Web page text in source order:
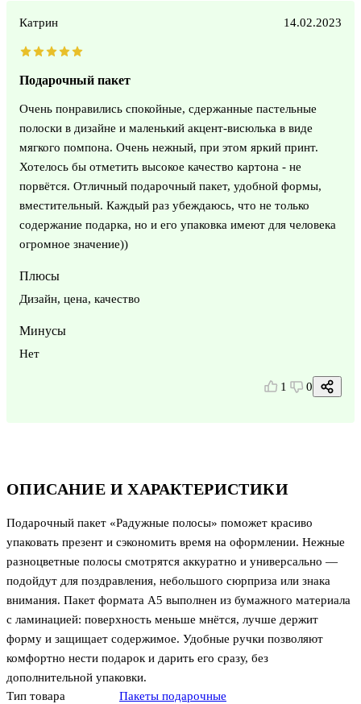
ОПИСАНИЕ И ХАРАКТЕРИСТИКИ
Подарочный пакет «Радужные полосы» поможет красиво
упаковать презент и сэкономить время на оформлении. Нежные
разноцветные полосы смотрятся аккуратно и универсально —
подойдут для поздравления, небольшого сюрприза или знака
внимания. Пакет формата А5 выполнен из бумажного материала
с ламинацией: поверхность меньше мнётся, лучше держит
форму и защищает содержимое. Удобные ручки позволяют
комфортно нести подарок и дарить его сразу, без
дополнительной упаковки.
Тип товара
Пакеты подарочные
Катрин 14.02.2023
Подарочный пакет
Очень понравились спокойные, сдержанные пастельные
полоски в дизайне и маленький акцент-висюлька в виде
мягкого помпона. Очень нежный, при этом яркий принт.
Хотелось бы отметить высокое качество картона - не
порвётся. Отличный подарочный пакет, удобной формы,
вместительный. Каждый раз убеждаюсь, что не только
содержание подарка, но и его упаковка имеют для человека
огромное значение))
Плюсы
Дизайн, цена, качество
Минусы
Нет
1 0